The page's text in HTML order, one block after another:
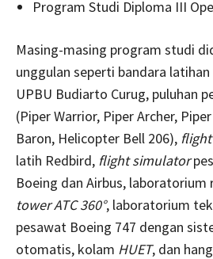
Program Studi Diploma III
Masing-masing program studi
unggulan seperti bandara
UPBU Budiarto Curug, puluhan
(Piper Warrior, Piper Archer,
Baron, Helicopter Bell 206),
latih Redbird, flight simulator
Boeing dan Airbus, laboratorium
tower ATC 360°, laboratorium
pesawat Boeing 747 dengan
otomatis, kolam HUET, dan